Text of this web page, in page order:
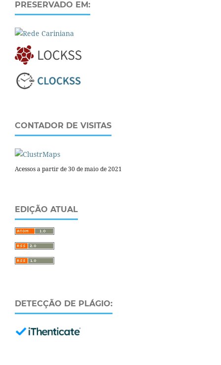
PRESERVADO EM:
CONTADOR DE VISITAS
Acessos a partir de 30 de maio de 2021
EDIÇÃO ATUAL
DETECÇÃO DE PLÁGIO: